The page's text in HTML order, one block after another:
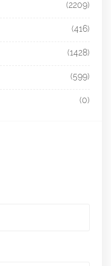
(2209)
(416)
(1428)
(599)
(0)